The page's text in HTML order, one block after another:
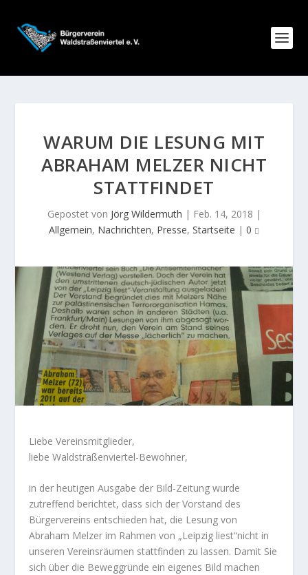
WARUM DIE LESUNG MIT
ABRAHAM MELZER NICHT
STATTFINDET
Gepostet von Jörg Wildermuth | Feb. 14, 2018 |
Allgemein, Nachrichten, Presse, Startseite | 0
Liebe Vereinsmitglieder,
liebe Waldstraßenviertel-Bewohner,
in der heutigen Ausgabe der Bild-Zeitung wurde
zutreffend berichtet, dass sich der Vorstand des
Bürgervereins entschieden hat, die Lesung von
Abraham Melzer im Rahmen von „Leipzig liest“nicht in
unseren Vereinsräumen stattfinden zu lassen. Damit Sie
sich über die Beweggründe ein eigenes Bild machen